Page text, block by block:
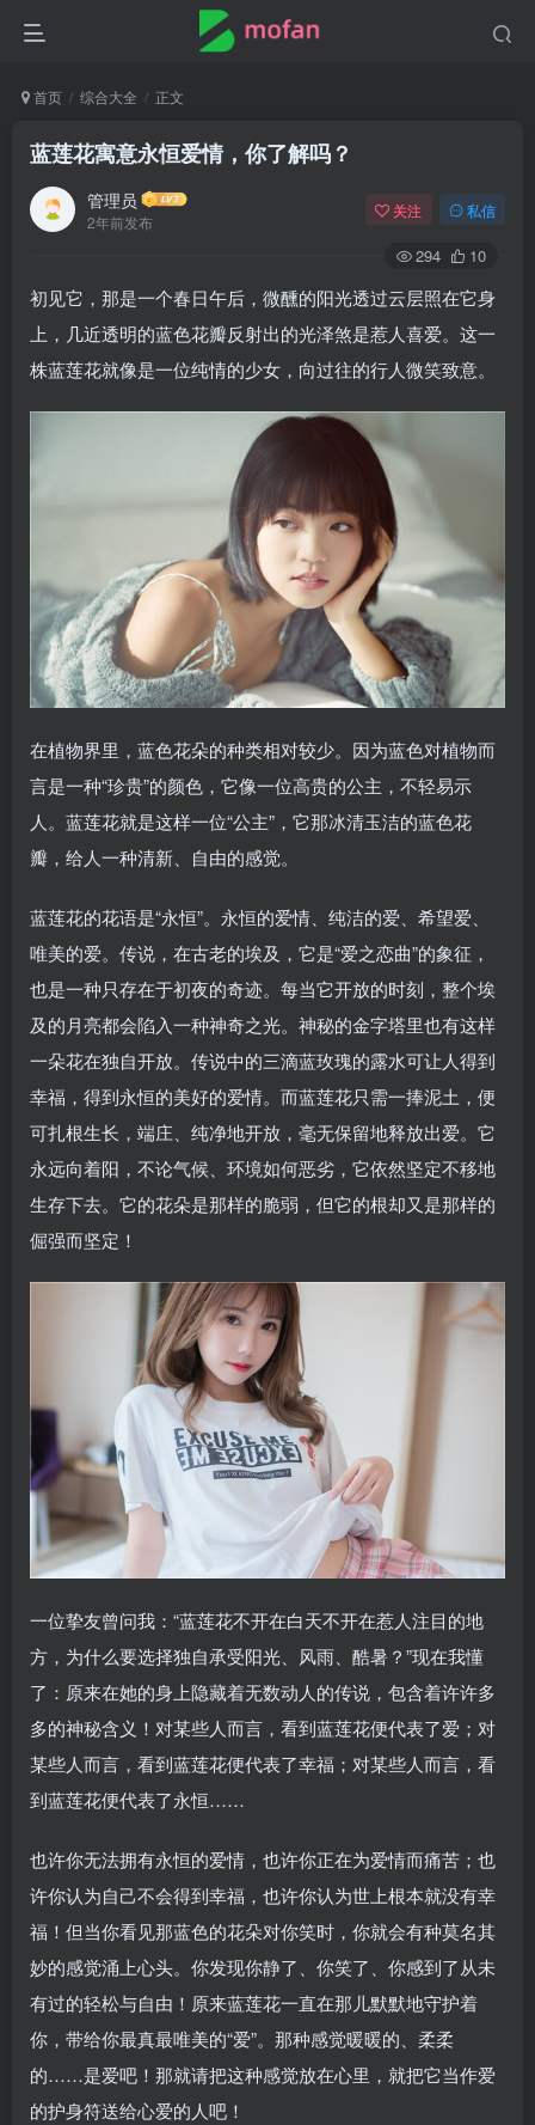
首页 综合大全 正文
蓝莲花寓意永恒爱情，你了解吗？
管理员
2年前发布
关注 私信
294 10
初见它，那是一个春日午后，微醺的阳光透过云层照在它身
上，几近透明的蓝色花瓣反射出的光泽煞是惹人喜爱。这一
株蓝莲花就像是一位纯情的少女，向过往的行人微笑致意。
在植物界里，蓝色花朵的种类相对较少。因为蓝色对植物而
言是一种“珍贵”的颜色，它像一位高贵的公主，不轻易示
人。蓝莲花就是这样一位“公主”，它那冰清玉洁的蓝色花
瓣，给人一种清新、自由的感觉。
蓝莲花的花语是“永恒”。永恒的爱情、纯洁的爱、希望爱、
唯美的爱。传说，在古老的埃及，它是“爱之恋曲”的象征，
也是一种只存在于初夜的奇迹。每当它开放的时刻，整个埃
及的月亮都会陷入一种神奇之光。神秘的金字塔里也有这样
一朵花在独自开放。传说中的三滴蓝玫瑰的露水可让人得到
幸福，得到永恒的美好的爱情。而蓝莲花只需一捧泥土，便
可扎根生长，端庄、纯净地开放，毫无保留地释放出爱。它
永远向着阳，不论气候、环境如何恶劣，它依然坚定不移地
生存下去。它的花朵是那样的脆弱，但它的根却又是那样的
倔强而坚定！
一位挚友曾问我：“蓝莲花不开在白天不开在惹人注目的地
方，为什么要选择独自承受阳光、风雨、酷暑？”现在我懂
了：原来在她的身上隐藏着无数动人的传说，包含着许许多
多的神秘含义！对某些人而言，看到蓝莲花便代表了爱；对
某些人而言，看到蓝莲花便代表了幸福；对某些人而言，看
到蓝莲花便代表了永恒……
也许你无法拥有永恒的爱情，也许你正在为爱情而痛苦；也
许你认为自己不会得到幸福，也许你认为世上根本就没有幸
福！但当你看见那蓝色的花朵对你笑时，你就会有种莫名其
妙的感觉涌上心头。你发现你静了、你笑了、你感到了从未
有过的轻松与自由！原来蓝莲花一直在那儿默默地守护着
你，带给你最真最唯美的“爱”。那种感觉暖暖的、柔柔
的……是爱吧！那就请把这种感觉放在心里，就把它当作爱
的护身符送给心爱的人吧！